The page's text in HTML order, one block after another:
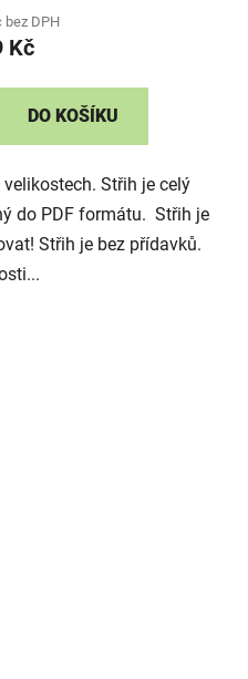
bez DPH
Kč
DO KOŠÍKU
Střih je celý
do PDF formátu. Střih je
Střih je bez přídavků.